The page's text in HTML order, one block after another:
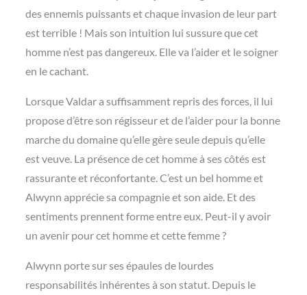
des ennemis puissants et chaque invasion de leur part
est terrible ! Mais son intuition lui sussure que cet
homme n’est pas dangereux. Elle va l’aider et le soigner
en le cachant.
Lorsque Valdar a suffisamment repris des forces, il lui
propose d’être son régisseur et de l’aider pour la bonne
marche du domaine qu’elle gère seule depuis qu’elle
est veuve. La présence de cet homme à ses côtés est
rassurante et réconfortante. C’est un bel homme et
Alwynn apprécie sa compagnie et son aide. Et des
sentiments prennent forme entre eux. Peut-il y avoir
un avenir pour cet homme et cette femme ?
Alwynn porte sur ses épaules de lourdes
responsabilités inhérentes à son statut. Depuis le